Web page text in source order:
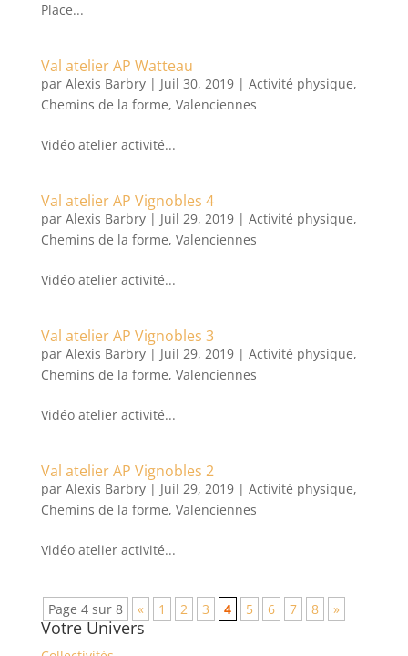
Place...
Val atelier AP Watteau
par Alexis Barbry| Juil 30, 2019| Activité physique,
Chemins de la forme, Valenciennes
Vidéo atelier activité...
Val atelier AP Vignobles 4
par Alexis Barbry| Juil 29, 2019| Activité physique,
Chemins de la forme, Valenciennes
Vidéo atelier activité...
Val atelier AP Vignobles 3
par Alexis Barbry| Juil 29, 2019| Activité physique,
Chemins de la forme, Valenciennes
Vidéo atelier activité...
Val atelier AP Vignobles 2
par Alexis Barbry| Juil 29, 2019| Activité physique,
Chemins de la forme, Valenciennes
Vidéo atelier activité...
Page 4 sur 8 « 1 2 3 4 5 6 7 8 »
Votre Univers